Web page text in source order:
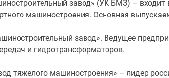
завод» (УК БМЗ) –
машиностроения. Основная
завод». Ведущее
и гидротрансформаторов.
тяжелого машиностроения» – лидер